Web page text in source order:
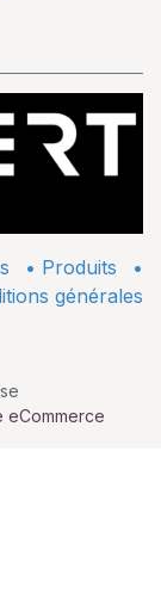
• ​Produits
•
générales
eCommerce